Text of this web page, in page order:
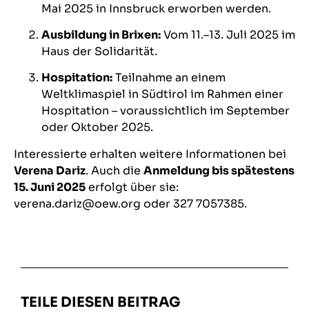
Mai 2025 in Innsbruck erworben werden.
Ausbildung in Brixen:Vom 11.–13. Juli 2025 im
Haus der Solidarität.
Hospitation:Teilnahme an einem
Weltklimaspiel in Südtirol im Rahmen einer
Hospitation – voraussichtlich im September
oder Oktober 2025.
Interessierte erhalten weitere Informationen bei
Verena Dariz. Auch die Anmeldung bis spätestens
15. Juni 2025erfolgt über sie:
verena.dariz@oew.org oder327 7057385.
TEILE DIESEN BEITRAG